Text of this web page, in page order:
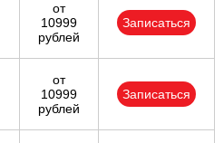
от
10999
рублей
Записаться
от
10999
рублей
Записаться